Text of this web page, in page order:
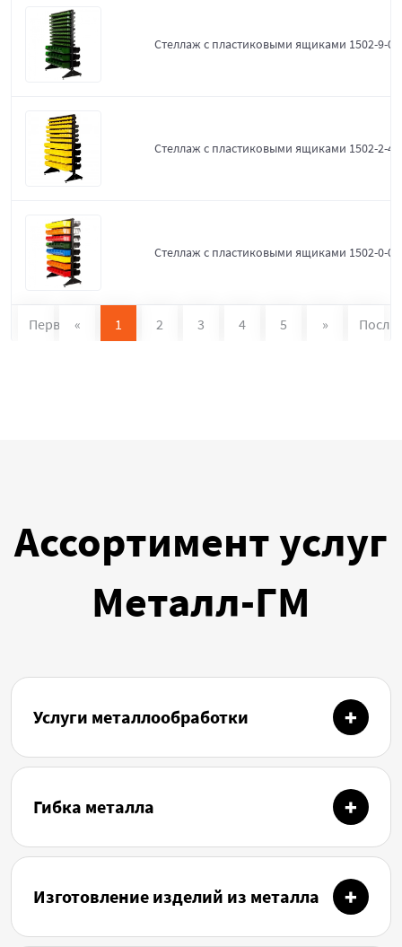
Стеллаж с пластиковыми ящиками 1502-9-0-
Стеллаж с пластиковыми ящиками 1502-2-4-
Стеллаж с пластиковыми ящиками 1502-0-0-
Первая « 1 2 3 4 5 »
Ассортимент услуг
Металл-ГМ
Услуги металлообработки
Гибка металла
Изготовление изделий из металла